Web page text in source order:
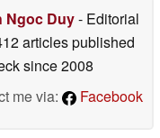
Ngoc Duy- Editorial
articles published
since 2008
me via:
Facebook